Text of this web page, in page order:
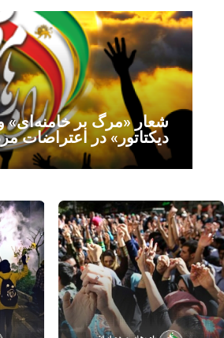
شعار «مرگ بر خامنه‌ای»
دیکتاتور» در اعتراضات